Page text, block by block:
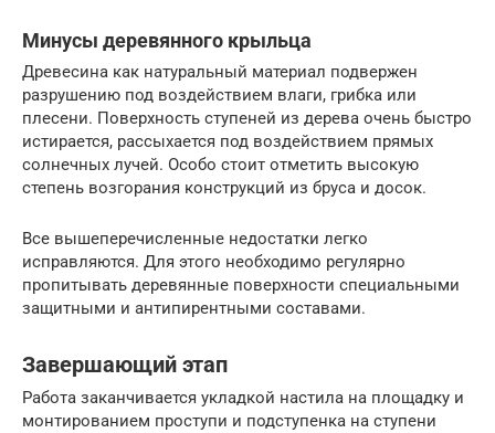
Минусы деревянного крыльца
Древесина как натуральный материал подвержен
разрушению под воздействием влаги, грибка или
плесени. Поверхность ступеней из дерева очень быстро
истирается, рассыхается под воздействием прямых
солнечных лучей. Особо стоит отметить высокую
степень возгорания конструкций из бруса и досок.
Все вышеперечисленные недостатки легко
исправляются. Для этого необходимо регулярно
пропитывать деревянные поверхности специальными
защитными и антипирентными составами.
Завершающий этап
Работа заканчивается укладкой настила на площадку и
монтированием проступи и подступенка на ступени